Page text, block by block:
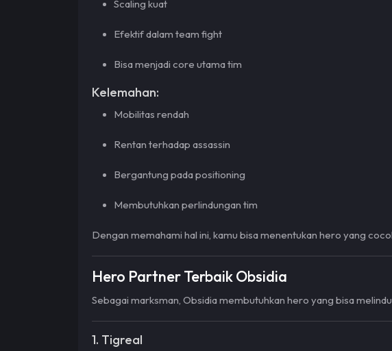
Scaling kuat
Efektif dalam team fight
Bisa menjadi core utama tim
Kelemahan:
Mobilitas rendah
Rentan terhadap assassin
Bergantung pada positioning
Membutuhkan perlindungan tim
Dengan memahami hal ini, kamu bisa menentukan hero yang
Hero Partner Terbaik Obsidia
Sebagai marksman, Obsidia membutuhkan hero yang bisa
1. Tigreal